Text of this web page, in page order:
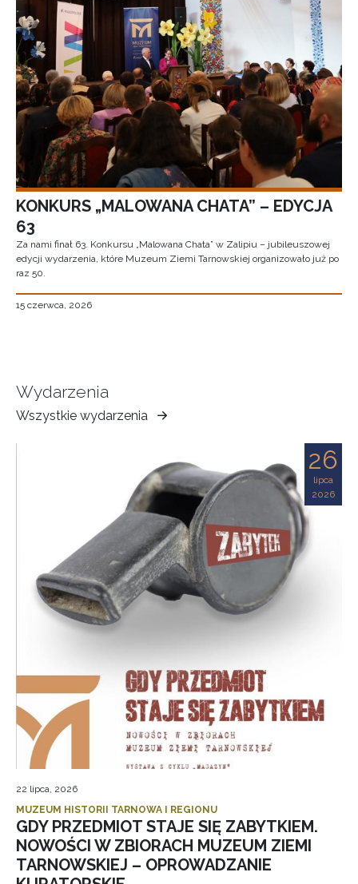
KONKURS „MALOWANA CHATA” – EDYCJA
63
Za nami finał 63. Konkursu „Malowana Chata” w Zalipiu – jubileuszowej
edycji wydarzenia, które Muzeum Ziemi Tarnowskiej organizowało już po
raz 50.
15 czerwca, 2026
Wydarzenia
Wszystkie wydarzenia
Muzeum
Ziemi
26
lipca
2026
22 lipca, 2026
MUZEUM HISTORII TARNOWA I REGIONU
GDY PRZEDMIOT STAJE SIĘ ZABYTKIEM.
NOWOŚCI W ZBIORACH MUZEUM ZIEMI
TARNOWSKIEJ – OPROWADZANIE